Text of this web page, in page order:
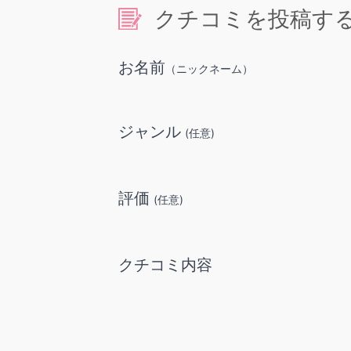
クチコミを投稿す
お名前 （ニックネーム）
ジャンル (任意)
評価 (任意)
クチコミ内容